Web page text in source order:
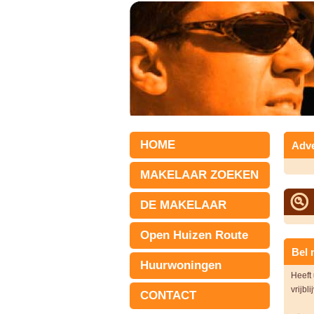
HOME
MAKELAAR ZOEKEN
DE MAKELAAR
Open Huizen Route
Huurwoningen
CONTACT
Bel